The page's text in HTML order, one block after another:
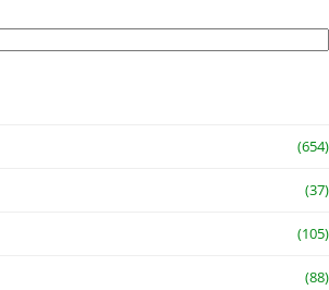
(654)
(37)
(105)
(88)